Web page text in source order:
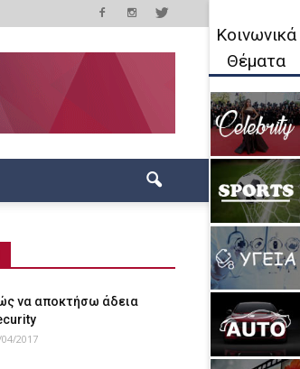
να αποκτήσω άδεια
2017
Κοινωνικά
Θέματα